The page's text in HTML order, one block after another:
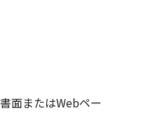
面またはWebペー